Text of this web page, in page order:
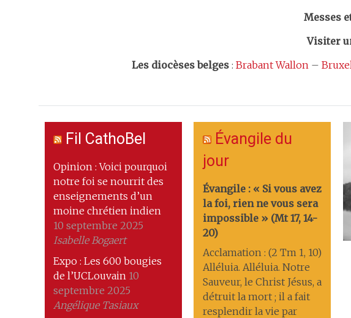
Messes
Visiter
Les diocèses belges : Brabant Wallon –
Fil CathoBel
Opinion : Voici pourquoi
notre foi se nourrit des
enseignements d’un
moine chrétien indien
10 septembre 2025
Isabelle Bogaert
Expo : Les 600 bougies
de l’UCLouvain 10
septembre 2025
Angélique Tasiaux
Évangile du
jour
Évangile : « Si vous avez
la foi, rien ne vous sera
impossible » (Mt 17, 14-
20)
Acclamation : (2 Tm 1, 10)
Alléluia. Alléluia. Notre
Sauveur, le Christ Jésus, a
détruit la mort ; il a fait
resplendir la vie par